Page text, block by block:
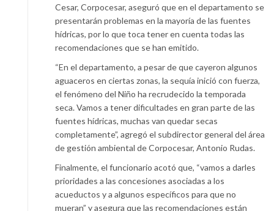
Cesar, Corpocesar, aseguró que en el departamento se
presentarán problemas en la mayoría de las fuentes
hídricas, por lo que toca tener en cuenta todas las
recomendaciones que se han emitido.
“En el departamento, a pesar de que cayeron algunos
aguaceros en ciertas zonas, la sequía inició con fuerza,
el fenómeno del Niño ha recrudecido la temporada
seca. Vamos a tener dificultades en gran parte de las
fuentes hídricas, muchas van quedar secas
completamente”, agregó el subdirector general del área
de gestión ambiental de Corpocesar, Antonio Rudas.
Finalmente, el funcionario acotó que, “vamos a darles
prioridades a las concesiones asociadas a los
acueductos y a algunos específicos para que no
mueran” y asegura que las recomendaciones están